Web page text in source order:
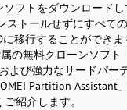
ソフトをダウンロードし
ストールせずにすべて
に移行することができ
の無料クローンソフト
よび強力なサードパー
Partition Assistant
紹介します。